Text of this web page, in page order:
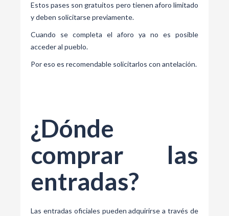
Estos pases son gratuitos pero tienen aforo limitado
y deben solicitarse previamente.
Cuando se completa el aforo ya no es posible
acceder al pueblo.
Por eso es recomendable solicitarlos con antelación.
¿Dónde
comprar las
entradas?
Las entradas oficiales pueden adquirirse a través de